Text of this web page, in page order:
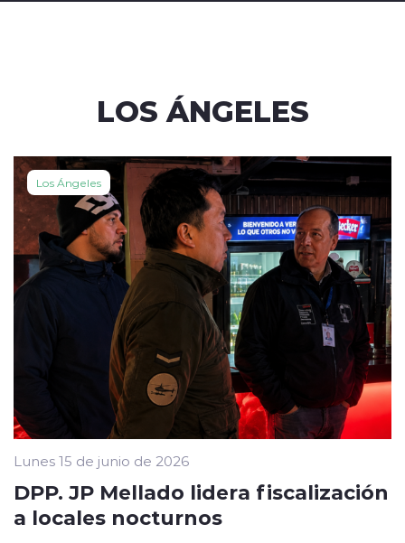
LOS ÁNGELES
Los Ángeles
Lunes 15 de junio de 2026
DPP. JP Mellado lidera fiscalización
a locales nocturnos